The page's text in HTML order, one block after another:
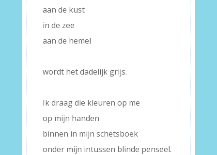
aan de kust
in de zee
aan de hemel
wordt het dadelijk grijs.
Ik draag die kleuren op me
op mijn handen
binnen in mijn schetsboek
onder mijn intussen blinde penseel.